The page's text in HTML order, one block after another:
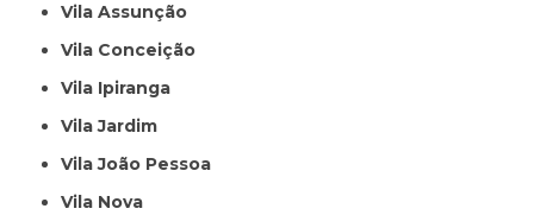
Vila Assunção
Vila Conceição
Vila Ipiranga
Vila Jardim
Vila João Pessoa
Vila Nova